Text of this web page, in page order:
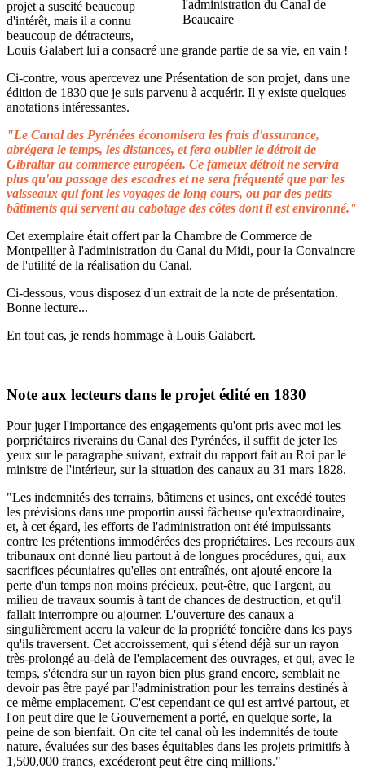
projet a suscité beaucoup
d'intérêt, mais il a connu
beaucoup de détracteurs,
Louis Galabert lui a consacré une grande partie de sa vie, en vain !
Ci-contre, vous apercevez une Présentation de son projet, dans une
édition de 1830 que je suis parvenu à acquérir. Il y existe quelques
anotations intéressantes.
"Le Canal des Pyrénées économisera les frais d'assurance,
abrégera le temps, les distances, et fera oublier le détroit de
Gibraltar au commerce européen. Ce fameux détroit ne servira
plus qu'au passage des escadres et ne sera fréquenté que par les
vaisseaux qui font les voyages de long cours, ou par des petits
bâtiments qui servent au cabotage des côtes dont il est environné."
Cet exemplaire était offert par la Chambre de Commerce de
Montpellier à l'administration du Canal du Midi, pour la Convaincre
de l'utilité de la réalisation du Canal.
Ci-dessous, vous disposez d'un extrait de la note de présentation.
Bonne lecture...
En tout cas, je rends hommage à Louis Galabert.
Note aux lecteurs dans le projet édité en 1830
Pour juger l'importance des engagements qu'ont pris avec moi les
porpriétaires riverains du Canal des Pyrénées, il suffit de jeter les
yeux sur le paragraphe suivant, extrait du rapport fait au Roi par le
ministre de l'intérieur, sur la situation des canaux au 31 mars 1828.
"Les indemnités des terrains, bâtimens et usines, ont excédé toutes
les prévisions dans une proportin aussi fâcheuse qu'extraordinaire,
et, à cet égard, les efforts de l'administration ont été impuissants
contre les prétentions immodérées des propriétaires. Les recours aux
tribunaux ont donné lieu partout à de longues procédures, qui, aux
sacrifices pécuniaires qu'elles ont entraînés, ont ajouté encore la
perte d'un temps non moins précieux, peut-être, que l'argent, au
milieu de travaux soumis à tant de chances de destruction, et qu'il
fallait interrompre ou ajourner. L'ouverture des canaux a
singulièrement accru la valeur de la propriété foncière dans les pays
qu'ils traversent. Cet accroissement, qui s'étend déjà sur un rayon
très-prolongé au-delà de l'emplacement des ouvrages, et qui, avec le
temps, s'étendra sur un rayon bien plus grand encore, semblait ne
devoir pas être payé par l'administration pour les terrains destinés à
ce même emplacement. C'est cependant ce qui est arrivé partout, et
l'on peut dire que le Gouvernement a porté, en quelque sorte, la
peine de son bienfait. On cite tel canal où les indemnités de toute
nature, évaluées sur des bases équitables dans les projets primitifs à
1,500,000 francs, excéderont peut être cinq millions."